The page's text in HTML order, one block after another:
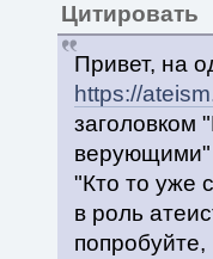
Цитировать
Привет, на
https://
заголовком
"Кто то уже
в роль